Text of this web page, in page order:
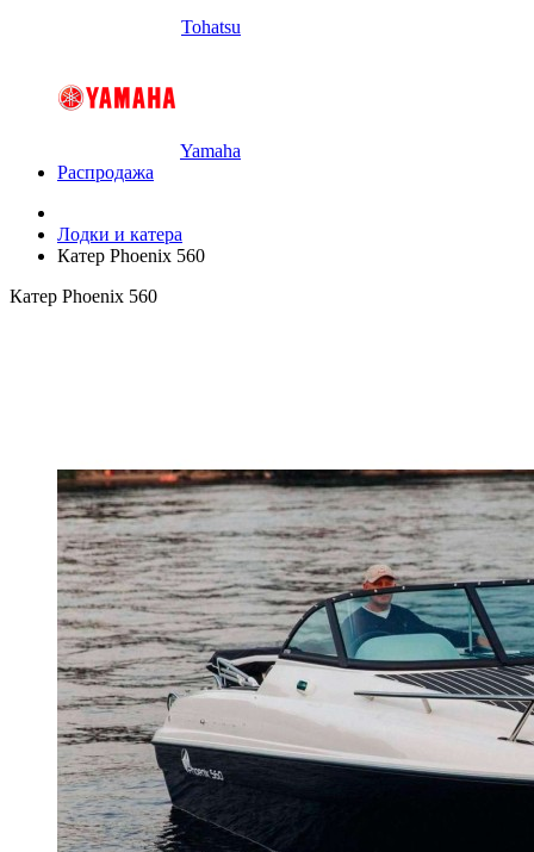
Tohatsu
Yamaha
Распродажа
Лодки и катера
Катер Phoenix 560
Катер Phoenix 560